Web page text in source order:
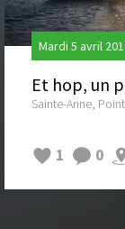
Mardi 5 avril
Et hop, un
Sainte-Anne,
1 0